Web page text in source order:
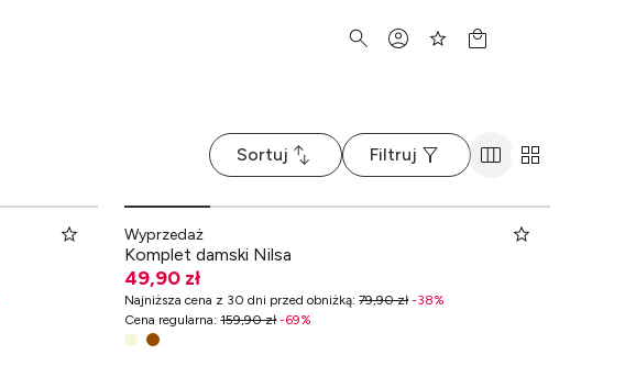
Sortuj Filtruj
Wyprzedaż
Komplet damski Nilsa
49,90 zł
Najniższa cena z 30 dni przed obniżką:79,90 zł-38%
Cena regularna:159,90 zł-69%